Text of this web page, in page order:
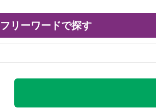
フリーワードで探す